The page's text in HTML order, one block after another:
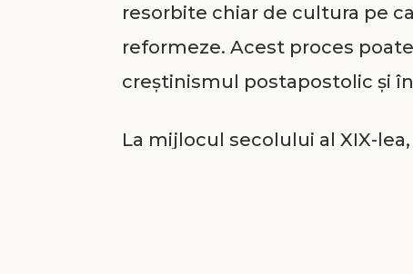
resorbite chiar de cultura pe
reformeze. Acest proces
creştinismul postapostolic şi
La mijlocul secolului al XIX-